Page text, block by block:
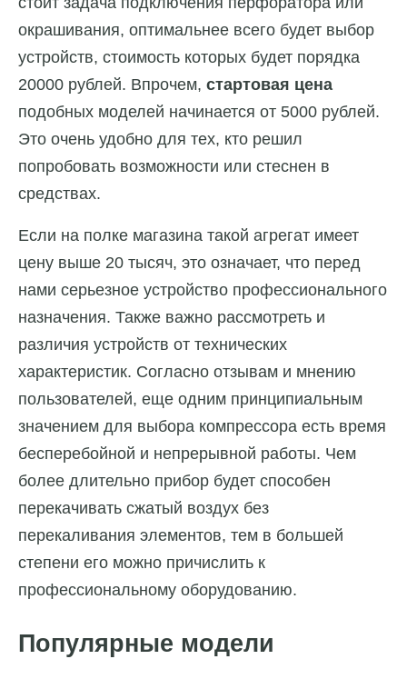
окрашивания, оптимальнее всего будет выбор
устройств, стоимость которых будет порядка
20000 рублей. Впрочем, стартовая цена
подобных моделей начинается от 5000 рублей.
Это очень удобно для тех, кто решил
попробовать возможности или стеснен в
средствах.
Если на полке магазина такой агрегат имеет
цену выше 20 тысяч, это означает, что перед
нами серьезное устройство профессионального
назначения. Также важно рассмотреть и
различия устройств от технических
характеристик. Согласно отзывам и мнению
пользователей, еще одним принципиальным
значением для выбора компрессора есть время
бесперебойной и непрерывной работы. Чем
более длительно прибор будет способен
перекачивать сжатый воздух без
перекаливания элементов, тем в большей
степени его можно причислить к
профессиональному оборудованию.
Популярные модели